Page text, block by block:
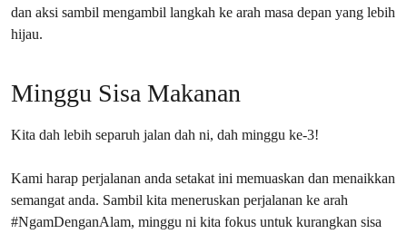
dan aksi sambil mengambil langkah ke arah masa depan yang lebih
hijau.
Minggu Sisa Makanan
Kita dah lebih separuh jalan dah ni, dah minggu ke-3!
Kami harap perjalanan anda setakat ini memuaskan dan menaikkan
semangat anda. Sambil kita meneruskan perjalanan ke arah
#NgamDenganAlam, minggu ni kita fokus untuk kurangkan sisa